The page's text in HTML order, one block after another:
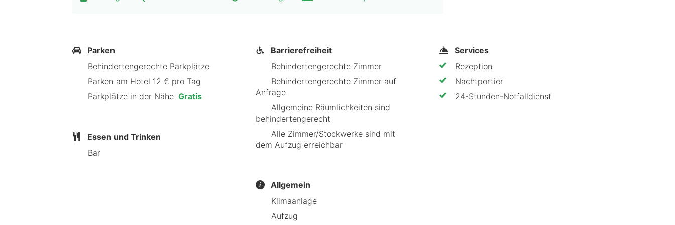
Parken
Behindertengerechte Parkplätze
Parken am Hotel 12 € pro Tag
Parkplätze in der Nähe Gratis
Essen und Trinken
Bar
Barrierefreiheit
Behindertengerechte Zimmer
Anfrage
behindertengerecht
dem Aufzug erreichbar
Allgemein
Klimaanlage
Aufzug
Services
Rezeption
Nachtportier
24-Stunden-Notfalldienst